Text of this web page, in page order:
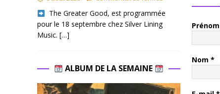
​ The Greater Good, est programmée
pour le 18 septembre chez Silver Lining
Music. […]
ALBUM DE LA SEMAINE
Prénom
Nom *